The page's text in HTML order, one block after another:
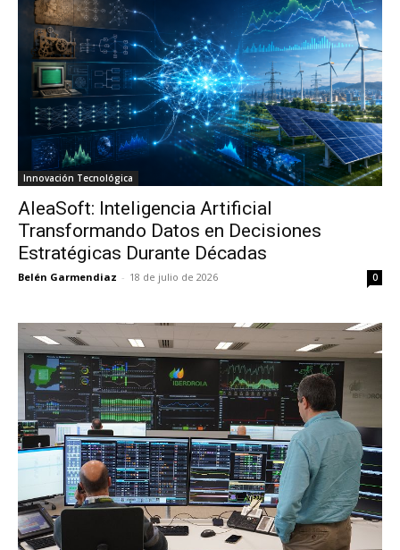
Innovación Tecnológica
AleaSoft: Inteligencia Artificial
Transformando Datos en Decisiones
Estratégicas Durante Décadas
Belén Garmendiaz - 18 de julio de 2026 0